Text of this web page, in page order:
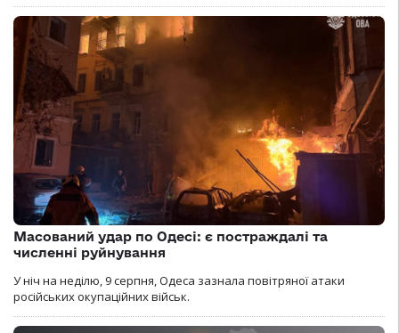
Масований удар по Одесі: є постраждалі та
численні руйнування
У ніч на неділю, 9 серпня, Одеса зазнала повітряної атаки
російських окупаційних військ.